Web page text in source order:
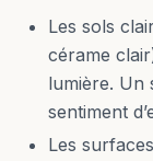
Les sols
cérame
lumière. Un
sentiment
Les